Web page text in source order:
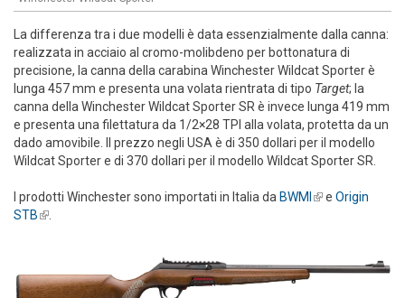
La differenza tra i due modelli è data essenzialmente dalla canna:
realizzata in acciaio al cromo-molibdeno per bottonatura di
precisione, la canna della carabina Winchester Wildcat Sporter è
lunga 457 mm e presenta una volata rientrata di tipo Target; la
canna della Winchester Wildcat Sporter SR è invece lunga 419 mm
e presenta una filettatura da 1/2×28 TPI alla volata, protetta da un
dado amovibile. Il prezzo negli USA è di 350 dollari per il modello
Wildcat Sporter e di 370 dollari per il modello Wildcat Sporter SR.
I prodotti Winchester sono importati in Italia da BWMI (link is
e Origin
STB(link is external)